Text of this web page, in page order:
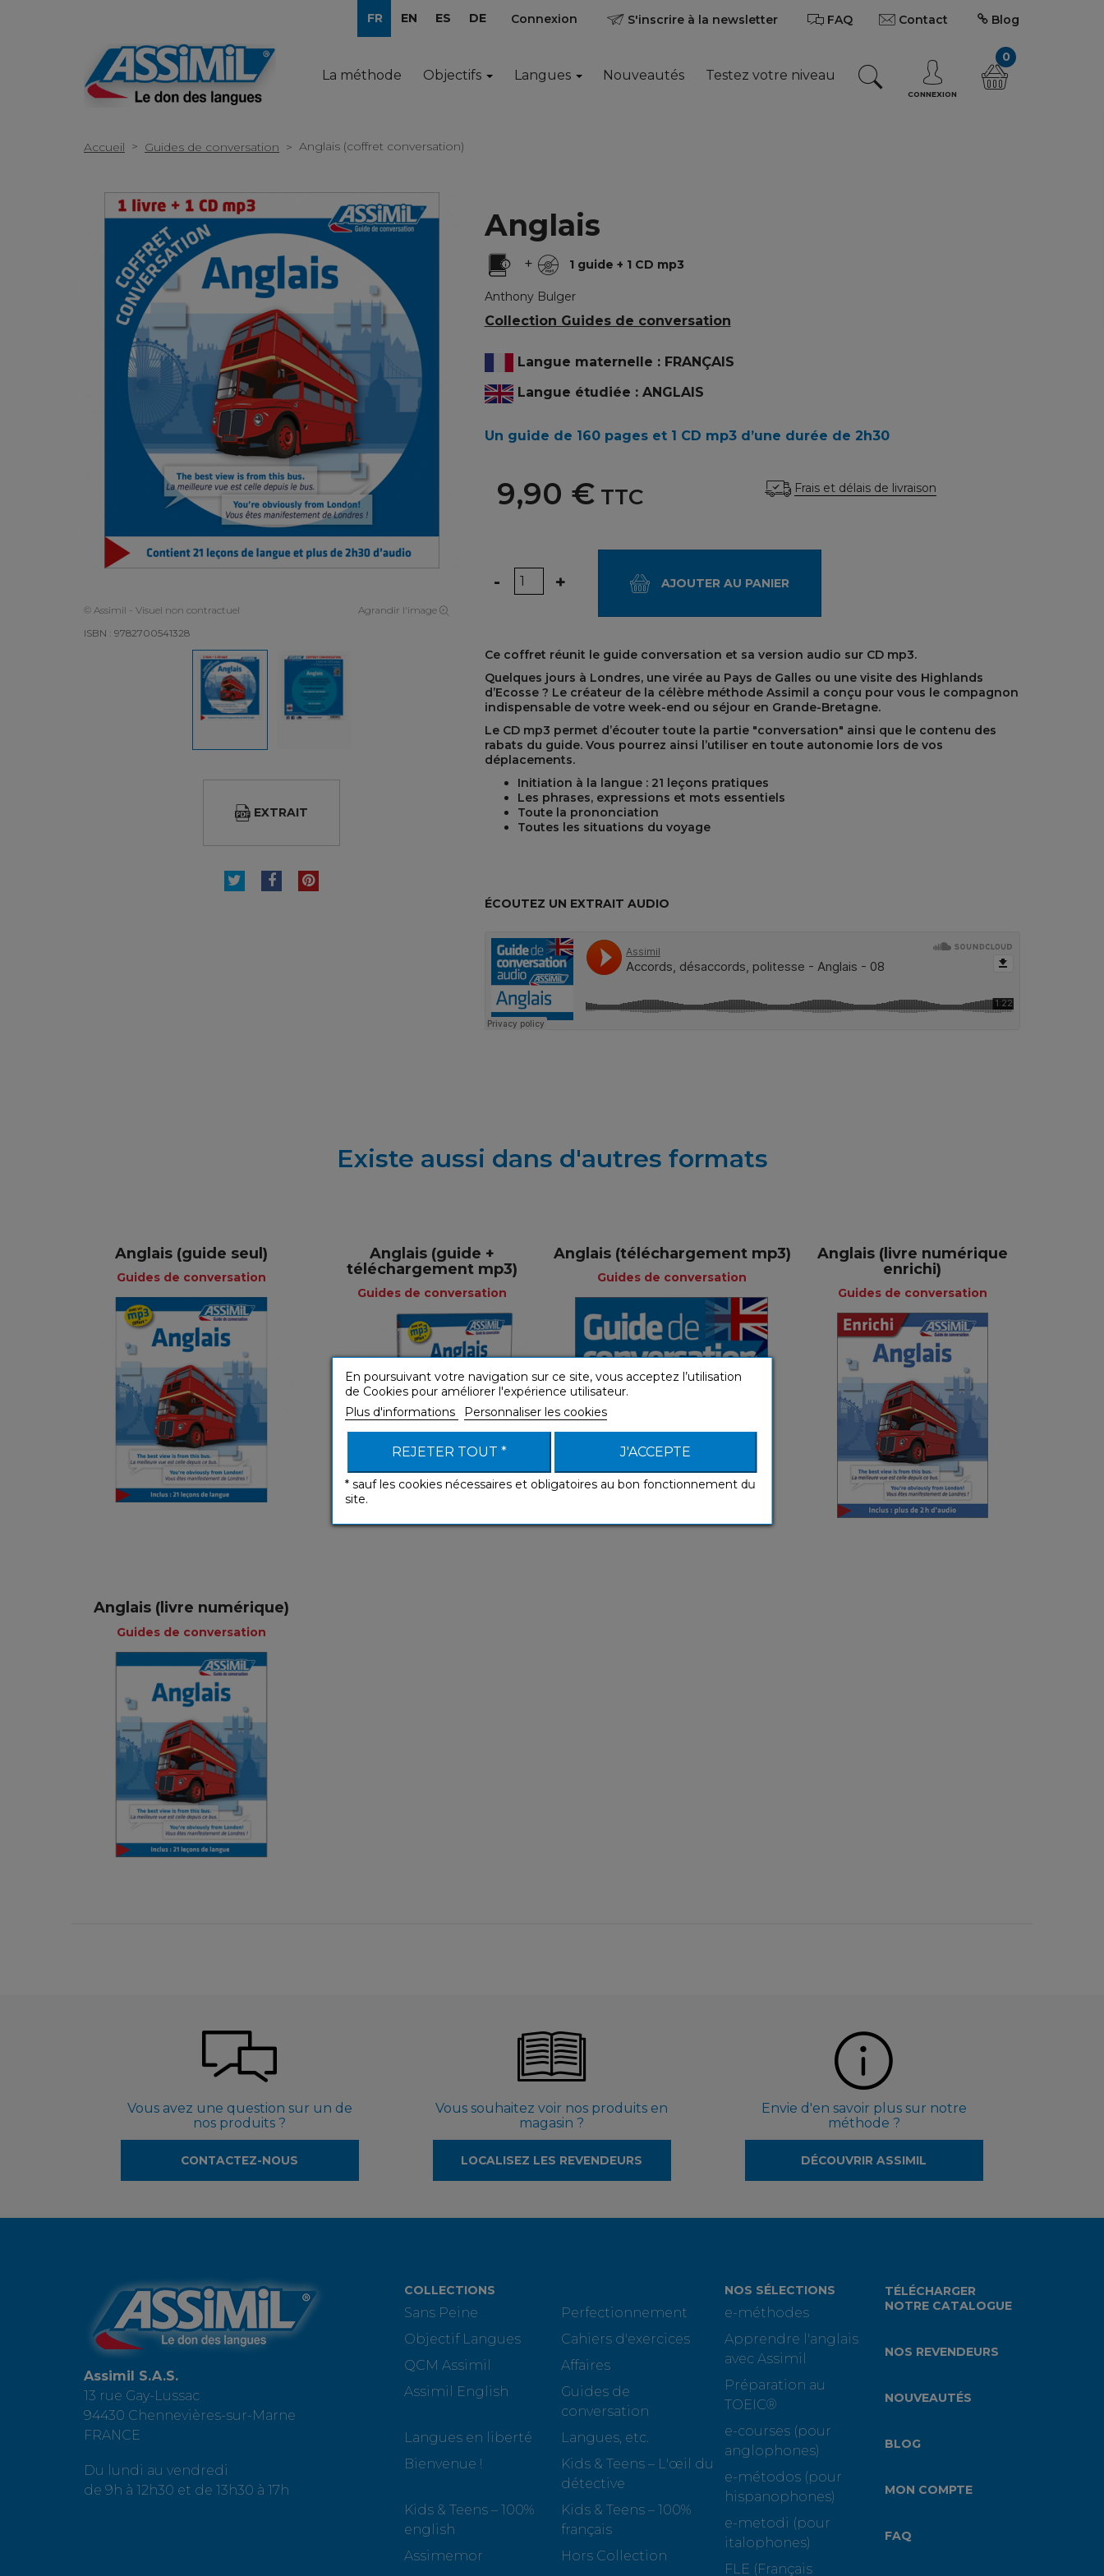
FR EN ES DE Connexion S'inscrire à la newsletter FAQ Contact Blog
La méthode Objectifs Langues Nouveautés Testez votre niveau
CONNEXION
0
Accueil > Guides de conversation > Anglais (coffret conversation)
© Assimil - Visuel non contractuel
Agrandir l'image
ISBN : 9782700541328
EXTRAIT
TWEETPARTAGERPINTEREST
Anglais
+ 1 guide + 1 CD mp3
Anthony Bulger
Collection Guides de conversation
Langue maternelle : FRANÇAIS
Langue étudiée : ANGLAIS
Un guide de 160 pages et 1 CD mp3 d’une durée de 2h30
9,90 €TTC Frais et délais de livraison
Quantité
- + AJOUTER AU PANIER
Ce coffret réunit le guide conversation et sa version audio sur CD mp3.
Quelques jours à Londres, une virée au Pays de Galles ou une visite des Highlands
d’Ecosse ? Le créateur de la célèbre méthode Assimil a conçu pour vous le compagnon
indispensable de votre week-end ou séjour en Grande-Bretagne.
Le CD mp3 permet d’écouter toute la partie "conversation" ainsi que le contenu des
rabats du guide. Vous pourrez ainsi l’utiliser en toute autonomie lors de vos
déplacements.
Initiation à la langue : 21 leçons pratiques
Les phrases, expressions et mots essentiels
Toute la prononciation
Toutes les situations du voyage
ÉCOUTEZ UN EXTRAIT AUDIO
Existe aussi dans d'autres formats
Anglais (guide seul)
Guides de conversation
Guides de
conversation
Français
5,50 €
Anglais (guide +
téléchargement mp3)
Guides de conversation
+
Guides de
conversation
Français
9,90 €
Anglais (téléchargement mp3)
Guides de conversation
Guides de
conversation
Français
Anglais (livre numérique
enrichi)
Guides de conversation
Guides de
conversation
Français
9,99 €
Anglais (livre numérique)
Guides de conversation
Guides de
conversation
Français
3,99 €
Vous avez une question sur un de
nos produits ?
CONTACTEZ-NOUS
Vous souhaitez voir nos produits en
magasin ?
LOCALISEZ LES REVENDEURS
Envie d'en savoir plus sur notre
méthode ?
DÉCOUVRIR ASSIMIL
Assimil S.A.S.
13 rue Gay-Lussac
94430 Chennevières-sur-Marne
FRANCE
Du lundi au vendredi
de 9h à 12h30 et de 13h30 à 17h
COLLECTIONS
Sans Peine
Perfectionnement
Objectif Langues
Cahiers d'exercices
QCM Assimil
Affaires
Assimil English
Guides de
conversation
Langues en liberté
Langues, etc.
Bienvenue !
Kids & Teens – L'œil du
détective
Kids & Teens – 100%
english
Kids & Teens – 100%
français
Assimemor
Hors Collection
NOS SÉLECTIONS
e-méthodes
Apprendre l'anglais
avec Assimil
Préparation au
TOEIC®
e-courses (pour
anglophones)
e-métodos (pour
hispanophones)
e-metodi (pour
italophones)
FLE (Français
TÉLÉCHARGER
NOTRE CATALOGUE
NOS REVENDEURS
NOUVEAUTÉS
BLOG
MON COMPTE
FAQ
En poursuivant votre navigation sur ce site, vous acceptez l’utilisation
de Cookies pour améliorer l'expérience utilisateur.
Plus d'informations
Personnaliser les cookies
REJETER TOUT * J'ACCEPTE
* sauf les cookies nécessaires et obligatoires au bon fonctionnement du
site.